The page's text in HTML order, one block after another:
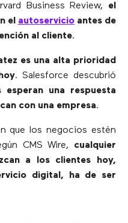
Business Review, el
el autoservicioantes de
al cliente.
es una alta prioridad
. Salesforce descubrió
una respuesta
con una empresa.
que los negocios estén
CMS Wire, cualquier
a los clientes hoy,
digital, ha de ser